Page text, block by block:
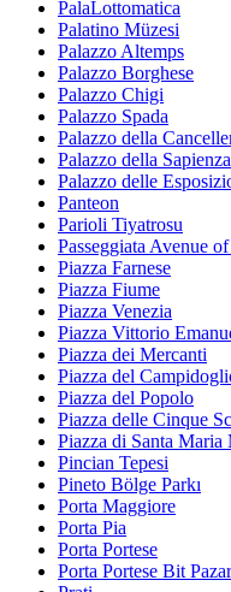
PalaLottomatica
Palatino Müzesi
Palazzo Altemps
Palazzo Borghese
Palazzo Chigi
Palazzo Spada
Palazzo della
Palazzo della Sapienza
Palazzo delle
Panteon
Parioli Tiyatrosu
Passeggiata Avenue
Piazza Farnese
Piazza Fiume
Piazza Venezia
Piazza Vittorio
Piazza dei Mercanti
Piazza del
Piazza del Popolo
Piazza delle Cinque
Piazza di Santa Maria
Pincian Tepesi
Pineto Bölge Parkı
Porta Maggiore
Porta Pia
Porta Portese
Porta Portese Bit